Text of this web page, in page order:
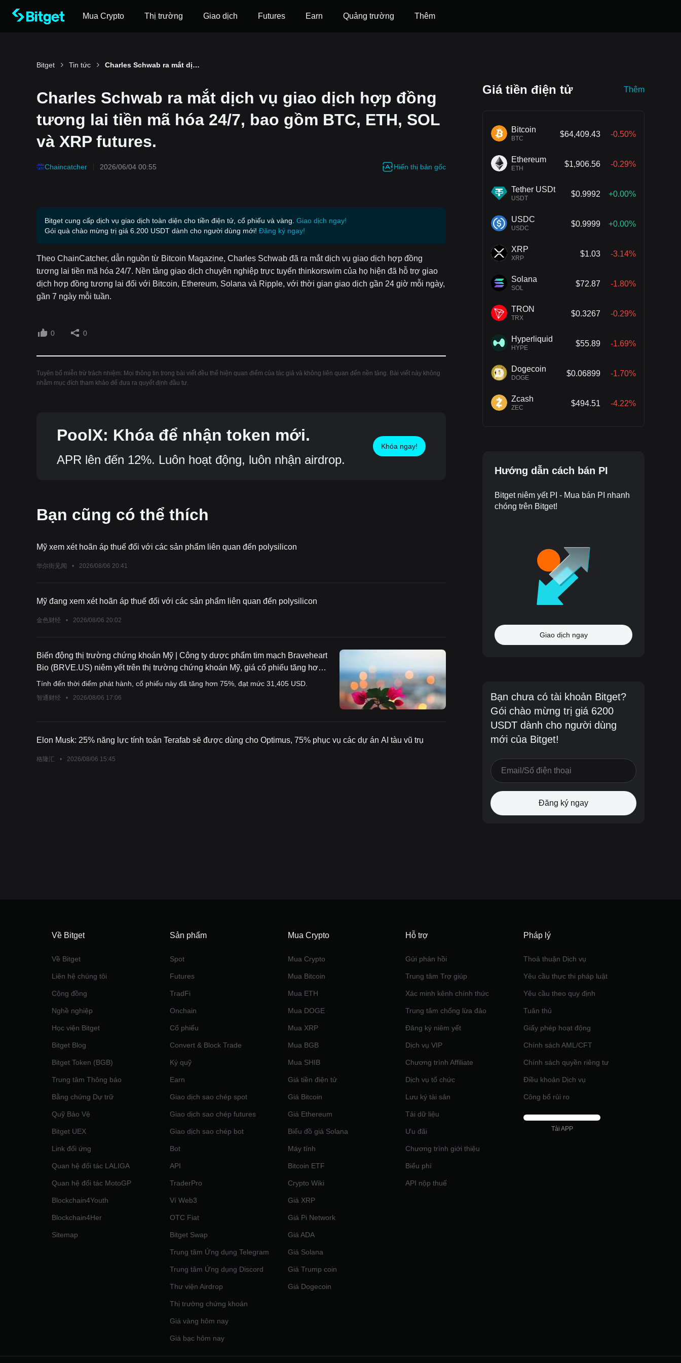
Mua Crypto Thị trường Giao dịch Futures ‌Earn Quảng trường Thêm
Bitget Tin tức Charles Schwab ra mắt dịch vụ giao dịch hợp đồng tương lai tiền mã hóa 24/7, bao gồm BTC, ETH, SOL và XRP futures.
Charles Schwab ra mắt dịch vụ giao dịch hợp đồng
tương lai tiền mã hóa 24/7, bao gồm BTC, ETH, SOL
và XRP futures.
Chaincatcher 2026/06/04 00:55 Hiển thị bản gốc
Bitget cung cấp dịch vụ giao dịch toàn diện cho tiền điện tử, cổ phiếu và vàng. Giao dịch ngay!
Gói quà chào mừng trị giá 6.200 USDT dành cho người dùng mới! Đăng ký ngay!
Theo ChainCatcher, dẫn nguồn từ Bitcoin Magazine, Charles Schwab đã ra mắt dịch vụ giao dịch hợp đồng
tương lai tiền mã hóa 24/7. Nền tảng giao dịch chuyên nghiệp trực tuyến thinkorswim của họ hiện đã hỗ trợ giao
dịch hợp đồng tương lai đối với Bitcoin, Ethereum, Solana và Ripple, với thời gian giao dịch gần 24 giờ mỗi ngày,
gần 7 ngày mỗi tuần.
0 0
Tuyên bố miễn trừ trách nhiệm: Mọi thông tin trong bài viết đều thể hiện quan điểm của tác giả và không liên quan đến nền tảng. Bài viết này không
nhằm mục đích tham khảo để đưa ra quyết định đầu tư.
PoolX: Khóa để nhận token mới.
APR lên đến 12%. Luôn hoạt động, luôn nhận airdrop.
Khóa ngay!
Bạn cũng có thể thích
Mỹ xem xét hoãn áp thuế đối với các sản phẩm liên quan đến polysilicon
华尔街见闻 • 2026/08/06 20:41
Mỹ đang xem xét hoãn áp thuế đối với các sản phẩm liên quan đến polysilicon
金色财经 • 2026/08/06 20:02
Biến động thị trường chứng khoán Mỹ | Công ty dược phẩm tim mạch Braveheart
Bio (BRVE.US) niêm yết trên thị trường chứng khoán Mỹ, giá cổ phiếu tăng hơn
75% sau khi mở cửa.
Tính đến thời điểm phát hành, cổ phiếu này đã tăng hơn 75%, đạt mức 31,405 USD.
智通财经 • 2026/08/06 17:06
Elon Musk: 25% năng lực tính toán Terafab sẽ được dùng cho Optimus, 75% phục vụ các dự án AI tàu vũ trụ
格隆汇 • 2026/08/06 15:45
Giá tiền điện tử Thêm
Bitcoin
BTC
$64,409.43 -0.50%
Ethereum
ETH
$1,906.56 -0.29%
Tether USDt
USDT
$0.9992 +0.00%
USDC
USDC
$0.9999 +0.00%
XRP
XRP
$1.03 -3.14%
Solana
SOL
$72.87 -1.80%
TRON
TRX
$0.3267 -0.29%
Hyperliquid
HYPE
$55.89 -1.69%
Dogecoin
DOGE
$0.06899 -1.70%
Zcash
ZEC
$494.51 -4.22%
Hướng dẫn cách bán PI
Bitget niêm yết PI - Mua bán PI nhanh
chóng trên Bitget!
Giao dịch ngay
Bạn chưa có tài khoản Bitget?
Gói chào mừng trị giá 6200
USDT dành cho người dùng
mới của Bitget!
Đăng ký ngay
Về Bitget
Về Bitget
Liên hệ chúng tôi
Cộng đồng
Nghề nghiệp
Học viện Bitget
Bitget Blog
Bitget Token (BGB)
Trung tâm Thông báo
Bằng chứng Dự trữ
Quỹ Bảo Vệ
Bitget UEX
Link đối ứng
Quan hệ đối tác LALIGA
Quan hệ đối tác MotoGP
Blockchain4Youth
Blockchain4Her
Sitemap
Sản phẩm
Spot
Futures
TradFi
Onchain
Cổ phiếu
Convert & Block Trade
Ký quỹ
‌Earn
Giao dịch sao chép spot
Giao dịch sao chép futures
Giao dịch sao chép bot
Bot
API
TraderPro
Ví Web3
OTC Fiat
Bitget Swap
Trung tâm Ứng dụng Telegram
Trung tâm Ứng dụng Discord
Thư viện Airdrop
Thị trường chứng khoán
Giá vàng hôm nay
Giá bạc hôm nay
Mua Crypto
Mua Crypto
Mua Bitcoin
Mua ETH
Mua DOGE
Mua XRP
Mua BGB
Mua SHIB
Giá tiền điện tử
Giá Bitcoin
Giá Ethereum
Biểu đồ giá Solana
Máy tính
Bitcoin ETF
Crypto Wiki
Giá XRP
Giá Pi Network
Giá ADA
Giá Solana
Giá Trump coin
Giá Dogecoin
Hỗ trợ
Gửi phản hồi
Trung tâm Trợ giúp
Xác minh kênh chính thức
Trung tâm chống lừa đảo
Đăng ký niêm yết
Dịch vụ VIP
Chương trình Affiliate
Dịch vụ tổ chức
Lưu ký tài sản
Tải dữ liệu
Ưu đãi
Chương trình giới thiệu
Biểu phí
API nộp thuế
Pháp lý
Thoả thuận Dịch vụ
Yêu cầu thực thi pháp luật
Yêu cầu theo quy định
Tuân thủ
Giấy phép hoạt động
Chính sách AML/CFT
Chính sách quyền riêng tư
Điều khoản Dịch vụ
Công bố rủi ro
Tải APP